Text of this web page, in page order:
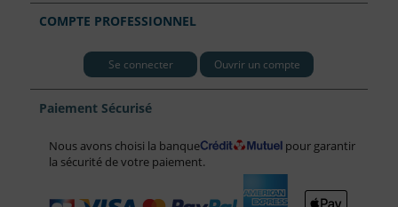
COMPTE PROFESSIONNEL
Se connecter Ouvrir un compte
Paiement Sécurisé
Nous avons choisi la banque
pour garantir
la sécurité de votre paiement.